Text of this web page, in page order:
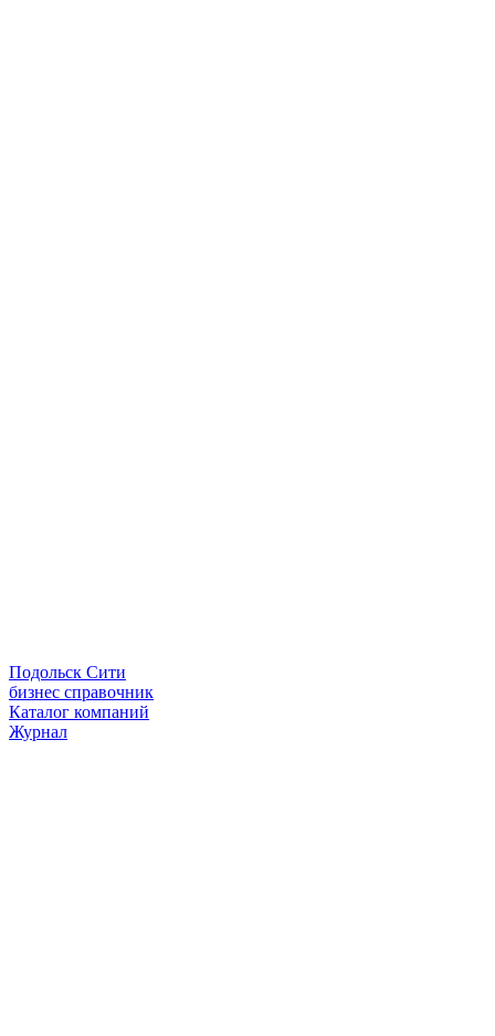
Подольск Сити
бизнес справочник
Каталог компаний
Журнал